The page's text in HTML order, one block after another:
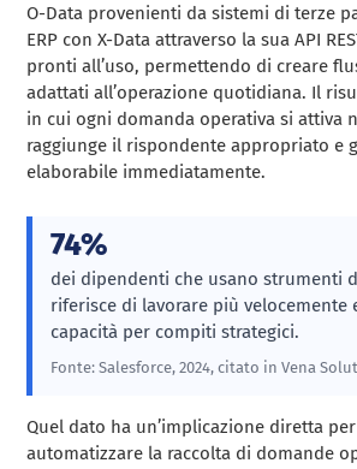
O-Data provenienti da sistemi di terze
ERP con X-Data attraverso la sua API
pronti all’uso, permettendo di creare
adattati all’operazione quotidiana. Il
in cui ogni domanda operativa si attiva
raggiunge il rispondente appropriato e
elaborabile immediatamente.
74%
dei dipendenti che usano strumenti
riferisce di lavorare più velocemente
capacità per compiti strategici.
Fonte: Salesforce, 2024, citato in Vena
Quel dato ha un’implicazione diretta
automatizzare la raccolta di domande